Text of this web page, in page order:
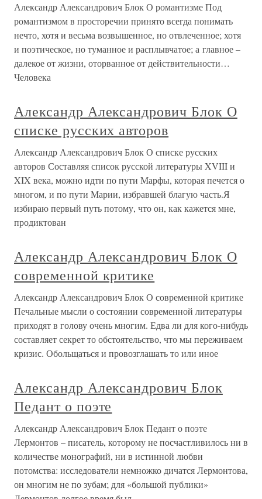
Александр Александрович Блок О романтизме Под
романтизмом в просторечии принято всегда понимать
нечто, хотя и весьма возвышенное, но отвлеченное; хотя
и поэтическое, но туманное и расплывчатое; а главное –
далекое от жизни, оторванное от действительности…
Человека
Александр Александрович Блок О
списке русских авторов
Александр Александрович Блок О списке русских
авторов Составляя список русской литературы XVIII и
XIX века, можно идти по пути Марфы, которая печется о
многом, и по пути Марии, избравшей благую часть.Я
избираю первый путь потому, что он, как кажется мне,
продиктован
Александр Александрович Блок О
современной критике
Александр Александрович Блок О современной критике
Печальные мысли о состоянии современной литературы
приходят в голову очень многим. Едва ли для кого-нибудь
составляет секрет то обстоятельство, что мы переживаем
кризис. Обольщаться и провозглашать то или иное
Александр Александрович Блок
Педант о поэте
Александр Александрович Блок Педант о поэте
Лермонтов – писатель, которому не посчастливилось ни в
количестве монографий, ни в истинной любви
потомства: исследователи немножко дичатся Лермонтова,
он многим не по зубам; для «большой публики»